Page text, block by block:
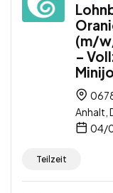
(m/
–
Anhalt,
04/
Teilzeit